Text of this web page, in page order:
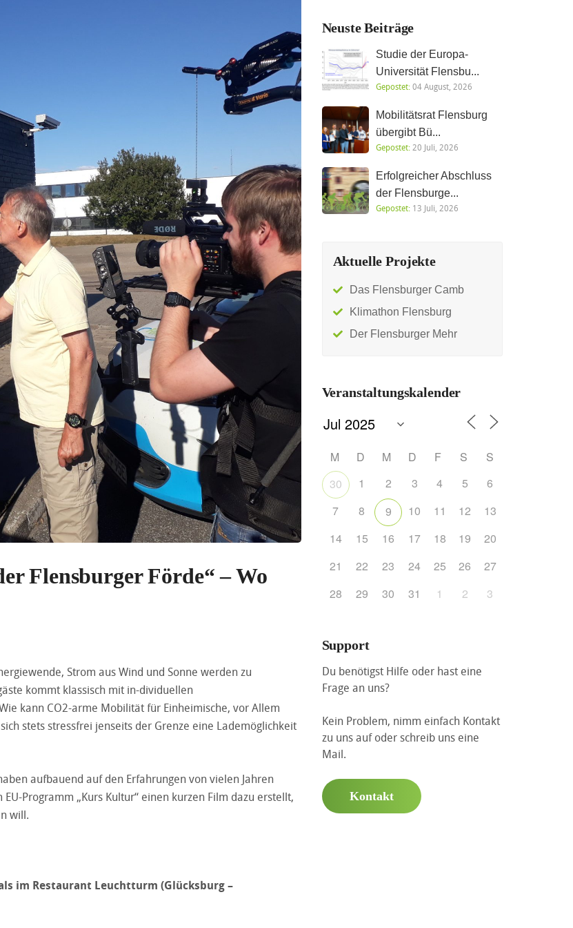
Flensburger Förde“ – Wo
Strom aus Wind und Sonne werden zu
kommt klassisch mit in-dividuellen
kann CO2-arme Mobilität für Einheimische, vor Allem
stets stressfrei jenseits der Grenze eine Lademöglichkeit
aufbauend auf den Erfahrungen von vielen Jahren
Programm „Kurs Kultur“ einen kurzen Film dazu erstellt,
will.
im Restaurant Leuchtturm (Glücksburg –
Neuste Beiträge
Studie der Europa-
Universität Flensbu...
Gepostet:04 August, 2026
Mobilitätsrat Flensburg
übergibt Bü...
Gepostet:20 Juli, 2026
Erfolgreicher Abschluss
der Flensburge...
Gepostet:13 Juli, 2026
Aktuelle Projekte
Das Flensburger Camb
Klimathon Flensburg
Der Flensburger Mehr
Veranstaltungskalender
M D M D F S
S
30
1 2 3 4 5
6
7
8 9 10 11 12
13
14
15 16 17 18 19
20
21
22 23 24 25 26
27
28
29 30 31 1 2 3
Support
Du benötigst Hilfe oder hast eine
Frage an uns?
Kein Problem, nimm einfach Kontakt
zu uns auf oder schreib uns eine
Mail.
Kontakt